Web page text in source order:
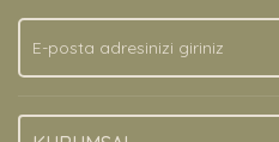
Ürün fiyatı diğer sitelerden
Bu ürüne benzer farklı